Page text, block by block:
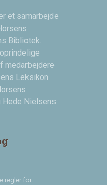
et samarbejde
Bibliotek.
medarbejdere
Leksikon
Hede Nielsens
regler for